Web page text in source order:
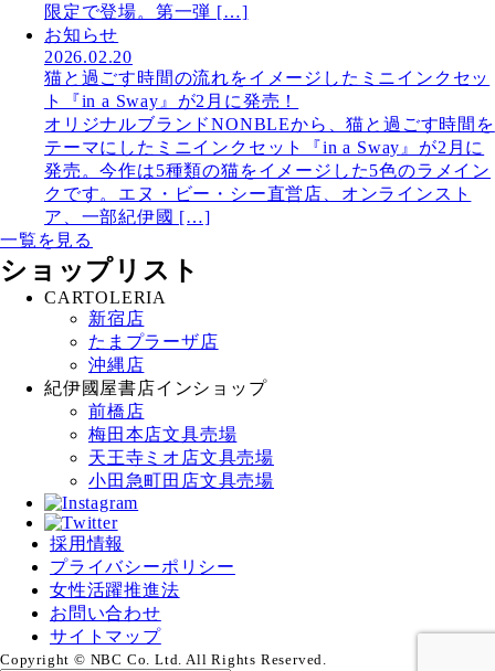
限定で登場。第一弾 […]
お知らせ
2026.02.20
猫と過ごす時間の流れをイメージしたミニインクセッ
ト『in a Sway』が2月に発売！
オリジナルブランドNONBLEから、猫と過ごす時間を
テーマにしたミニインクセット『in a Sway』が2月に
発売。今作は5種類の猫をイメージした5色のラメイン
クです。エヌ・ビー・シー直営店、オンラインスト
ア、一部紀伊國 […]
一覧を見る
ショップリスト
CARTOLERIA
新宿店
たまプラーザ店
沖縄店
紀伊國屋書店インショップ
前橋店
梅田本店文具売場
天王寺ミオ店文具売場
小田急町田店文具売場
採用情報
プライバシーポリシー
女性活躍推進法
お問い合わせ
サイトマップ
Copyright © NBC Co. Ltd. All Rights Reserved.